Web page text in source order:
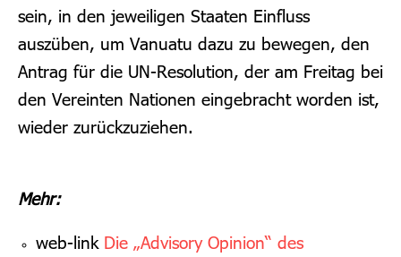
sein, in den jeweiligen Staaten Einfluss
auszüben, um Vanuatu dazu zu bewegen, den
Antrag für die UN-Resolution, der am Freitag bei
den Vereinten Nationen eingebracht worden ist,
wieder zurückzuziehen.
Mehr:
web-link Die „Advisory Opinion“ des